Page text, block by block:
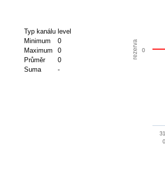
Typ kanálu level
Minimum
0
Maximum
0
Průměr
0
Suma
-
rezerva 0